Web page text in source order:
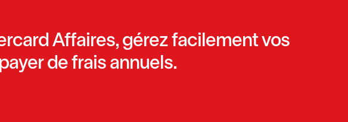
Affaires, gérez facilement vos
de frais annuels.